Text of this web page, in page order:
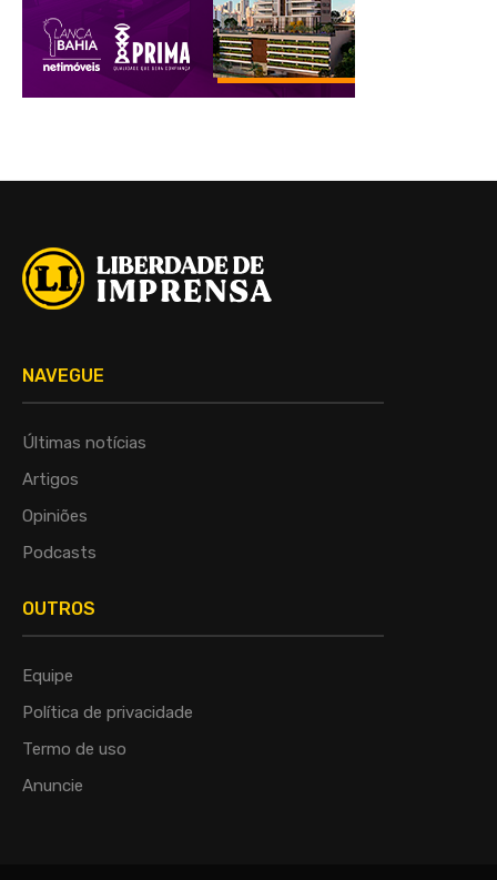
NAVEGUE
Últimas notícias
Artigos
Opiniões
Podcasts
OUTROS
Equipe
Política de privacidade
Termo de uso
Anuncie